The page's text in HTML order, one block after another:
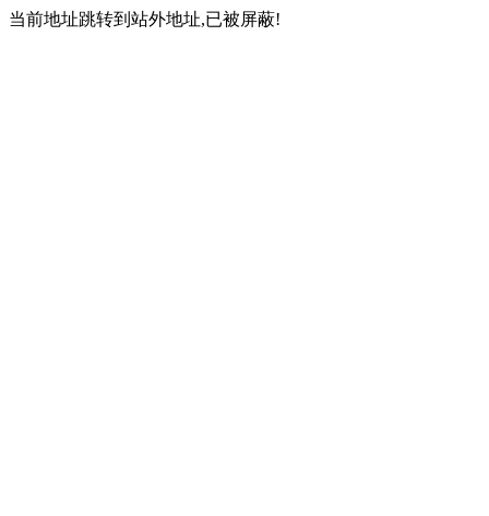
当前地址跳转到站外地址,已被屏蔽!